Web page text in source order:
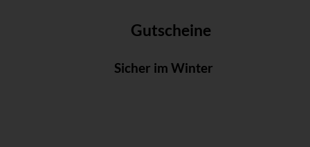
Gutscheine
Sicher im Winter